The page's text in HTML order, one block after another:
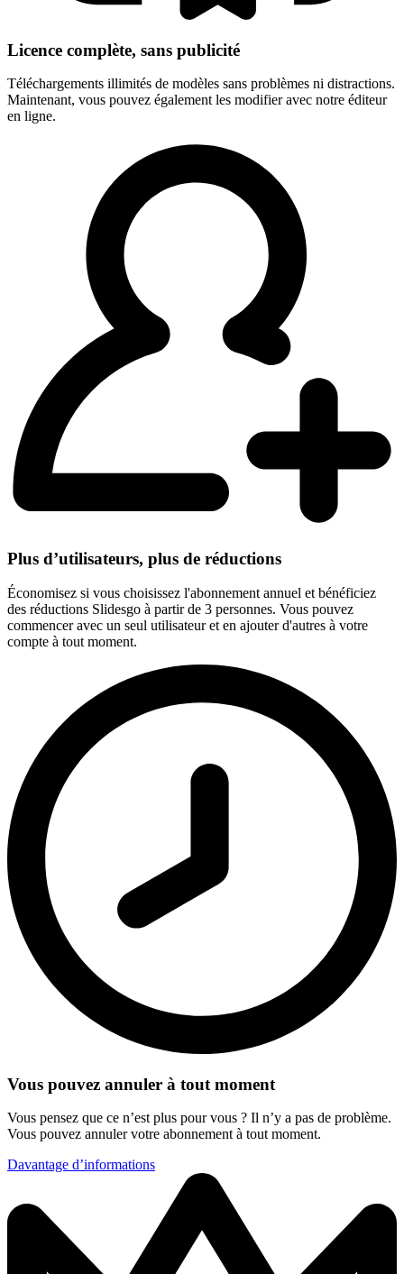
Licence complète, sans publicité
Téléchargements illimités de modèles sans problèmes ni distractions.
Maintenant, vous pouvez également les modifier avec notre éditeur
en ligne.
Plus d’utilisateurs, plus de réductions
Économisez si vous choisissez l'abonnement annuel et bénéficiez
des réductions Slidesgo à partir de 3 personnes. Vous pouvez
commencer avec un seul utilisateur et en ajouter d'autres à votre
compte à tout moment.
Vous pouvez annuler à tout moment
Vous pensez que ce n’est plus pour vous ? Il n’y a pas de problème.
Vous pouvez annuler votre abonnement à tout moment.
Davantage d’informations